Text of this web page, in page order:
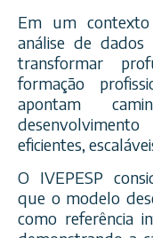
Em um
análise de dados
transformar
formação
apontam
eficientes,
O IVEPESP
que o modelo
como referência